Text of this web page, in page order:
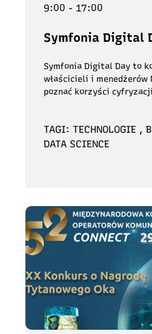
9:00 - 17:00
Symfonia Digital
Symfonia Digital Day to
właścicieli i menedżerów
poznać korzyści
TAGI: TECHNOLOGIE ,
DATA SCIENCE